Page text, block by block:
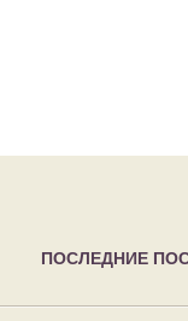
ПОСЛЕДНИЕ